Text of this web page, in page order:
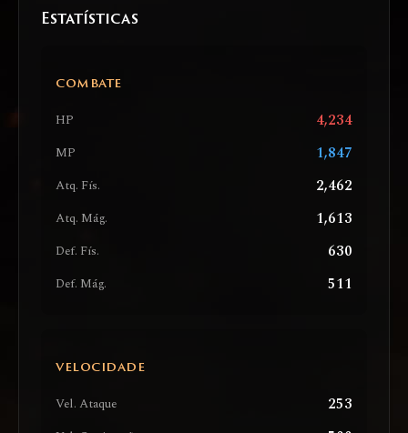
Estatísticas
COMBATE
HP 4,234
MP 1,847
Atq. Fís. 2,462
Atq. Mág. 1,613
Def. Fís. 630
Def. Mág. 511
VELOCIDADE
Vel. Ataque 253